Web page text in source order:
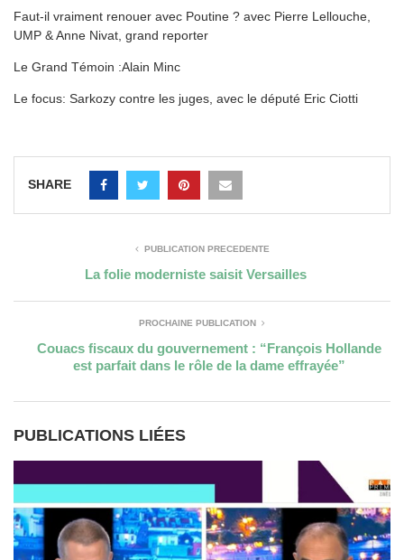
Faut-il vraiment renouer avec Poutine ? avec Pierre Lellouche,
UMP & Anne Nivat, grand reporter
Le Grand Témoin :Alain Minc
Le focus: Sarkozy contre les juges, avec le député Eric Ciotti
SHARE
PUBLICATION PRÉCÉDENTE
La folie moderniste saisit Versailles
PROCHAINE PUBLICATION
Couacs fiscaux du gouvernement : “François Hollande
est parfait dans le rôle de la dame effrayée”
PUBLICATIONS LIÉES